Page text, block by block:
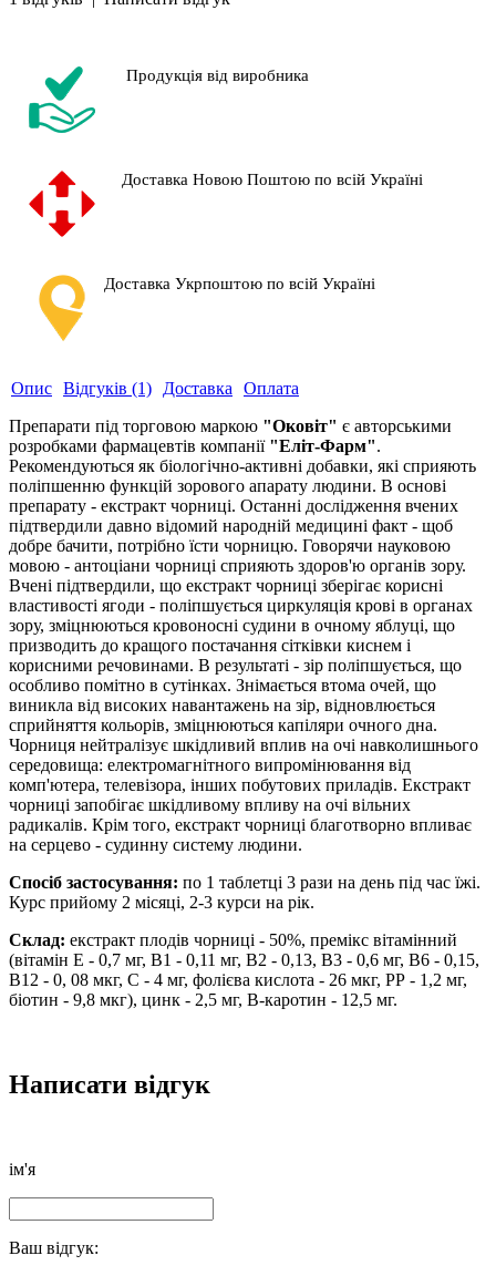
Продукція від виробника
Доставка Новою Поштою по всій Україні
Доставка Укрпоштою по всій Україні
Опис Відгуків (1) Доставка
Оплата
Препарати під торговою маркою "Оковіт" є авторськими
розробками фармацевтів компанії "Еліт-Фарм".
Рекомендуються як біологічно-активні добавки, які сприяють
поліпшенню функцій зорового апарату людини. В основі
препарату - екстракт чорниці. Останні дослідження вчених
підтвердили давно відомий народній медицині факт - щоб
добре бачити, потрібно їсти чорницю. Говорячи науковою
мовою - антоціани чорниці сприяють здоров'ю органів зору.
Вчені підтвердили, що екстракт чорниці зберігає корисні
властивості ягоди - поліпшується циркуляція крові в органах
зору, зміцнюються кровоносні судини в очному яблуці, що
призводить до кращого постачання сітківки киснем і
корисними речовинами. В результаті - зір поліпшується, що
особливо помітно в сутінках. Знімається втома очей, що
виникла від високих навантажень на зір, відновлюється
сприйняття кольорів, зміцнюються капіляри очного дна.
Чорниця нейтралізує шкідливий вплив на очі навколишнього
середовища: електромагнітного випромінювання від
комп'ютера, телевізора, інших побутових приладів. Екстракт
чорниці запобігає шкідливому впливу на очі вільних
радикалів. Крім того, екстракт чорниці благотворно впливає
на серцево - судинну систему людини.
Спосіб застосування: по 1 таблетці 3 рази на день під час їжі.
Курс прийому 2 місяці, 2-3 курси на рік.
Склад: екстракт плодів чорниці - 50%, премікс вітамінний
(вітамін Е - 0,7 мг, В1 - 0,11 мг, В2 - 0,13, В3 - 0,6 мг, В6 - 0,15,
В12 - 0, 08 мкг, С - 4 мг, фолієва кислота - 26 мкг, РР - 1,2 мг,
біотин - 9,8 мкг), цинк - 2,5 мг, В-каротин - 12,5 мг.
Написати відгук
ім'я
Ваш відгук: